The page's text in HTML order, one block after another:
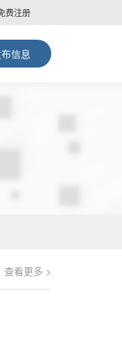
费注册
信息
查看更多 >